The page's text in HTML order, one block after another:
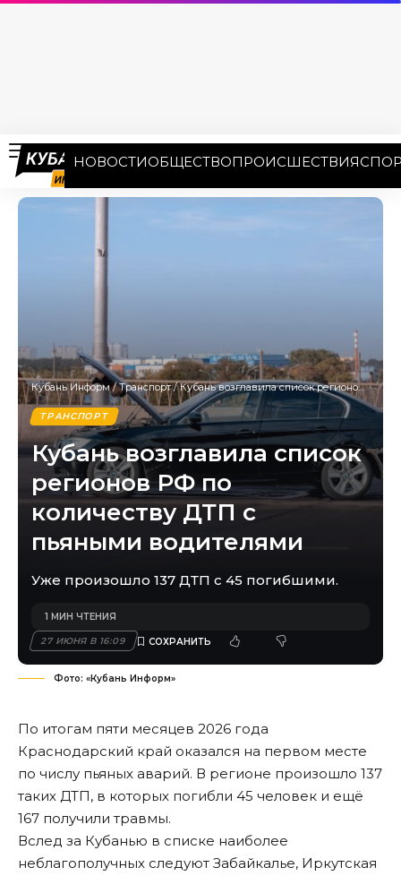
НОВОСТИОБЩЕСТВОПРОИСШЕСТВИЯ
Кубань Информ/Транспорт/Кубань возглавила список регионов РФ по количеству ДТП с пьяными водителями
ТРАНСПОРТ
Кубань возглавила список
регионов РФ по
количеству ДТП с
пьяными водителями
Уже произошло 137 ДТП с 45 погибшими.
27 ИЮНЯ В 16:09
1 МИН ЧТЕНИЯ
Фото: «Кубань Информ»
По итогам пяти месяцев 2026 года
Краснодарский край оказался на первом месте
по числу пьяных аварий. В регионе произошло 137
таких ДТП, в которых погибли 45 человек и ещё
167 получили травмы.
Вслед за Кубанью в списке наиболее
неблагополучных следуют Забайкалье, Иркутская